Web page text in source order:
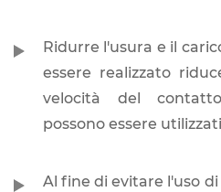
Ridurre l'usura e il
essere realizzato
velocità del
possono essere
Al fine di evitare l'uso